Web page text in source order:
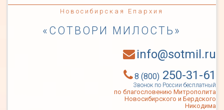
Новосибирская Епархия
«СОТВОРИ МИЛОСТЬ»
info@sotmil.ru
8 (800)250-31-61
Звонок по России бесплатный
по благословению Митрополита
Новосибирского и Бердского
Никодима